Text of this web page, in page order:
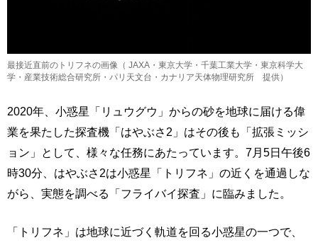
最接近直前のトリフネの画像（ JAXA・東京大学・千葉工業大学・東京科学大
学・産業技術総合研究所・パリ天文台・カナリア天体物理研究所 提供）
2020年、小惑星「リュウグウ」からの砂を地球に届ける偉
業を果たした探査機「はやぶさ2」はその後も「拡張ミッシ
ョン」として、様々な任務にあたっています。7月5日午後6
時30分、はやぶさ2は小惑星「トリフネ」の近くを通過しな
がら、実態を調べる「フライバイ探査」に臨みました。
「トリフネ」は地球に近づく軌道を回る小惑星の一つで、